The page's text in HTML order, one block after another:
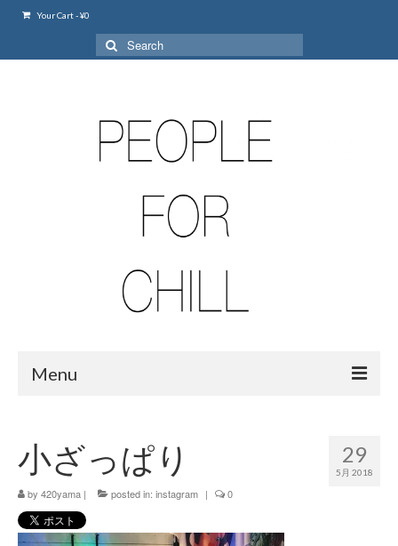
Your Cart-¥0
Search
for:
Menu
420 shibuya_info
420 shibuya_access
420 shibuya_shop
29
5月 2018
小ざっぱり
by 420yama | posted in: instagram | 0